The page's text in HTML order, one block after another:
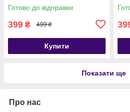
Готово до відправки
399 ₴ 499 ₴
Купити
Показати ще
Про нас